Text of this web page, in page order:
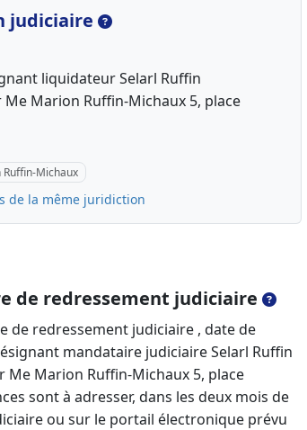
judiciaire
liquidateur Selarl Ruffin
Me Marion Ruffin-Michaux 5, place
Michaux
de la même juridiction
de redressement judiciaire
de redressement judiciaire , date de
mandataire judiciaire Selarl Ruffin
Me Marion Ruffin-Michaux 5, place
sont à adresser, dans les deux mois de
ou sur le portail électronique prévu